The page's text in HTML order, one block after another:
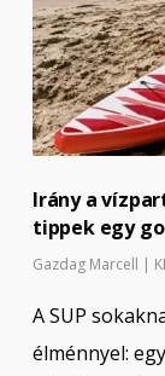
Irány a
tippek egy
Gazdag Marcell |
A SUP
élménnyel: